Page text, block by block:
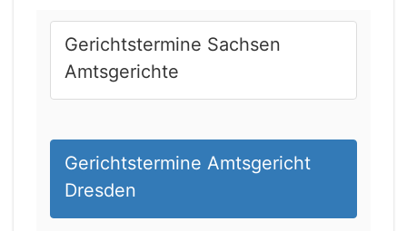
Gerichtstermine Sachsen
Amtsgerichte
Gerichtstermine Amtsgericht
Dresden